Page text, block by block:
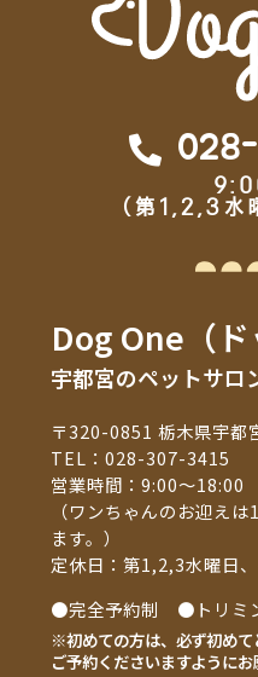
（第1,2,3水
Dog One（ド
宇都宮のペットサロ
〒320-0851 栃木県宇都
TEL：028-307-3415
営業時間：9:00～18:00
（ワンちゃんのお迎え
ます。）
定休日：第1,2,3水曜日
●完全予約制 ●トリミ
※初めての方は、必ず初めて
ご予約くださいますようにお